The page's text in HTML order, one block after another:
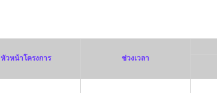
หัวหน้าโครงการ ช่วงเวลา